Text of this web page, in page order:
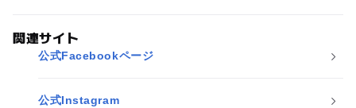
関連サイト
公式Facebookページ
公式Instagram